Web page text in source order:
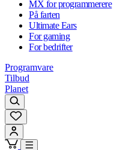
MX for programmerere
På farten
Ultimate Ears
For gaming
For bedrifter
Programvare
Tilbud
Planet